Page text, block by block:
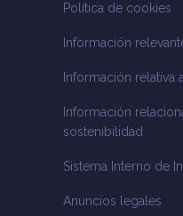
Política de cookies
Información
Información
Información
sostenibilidad
Sistema Interno de
Anuncios legales